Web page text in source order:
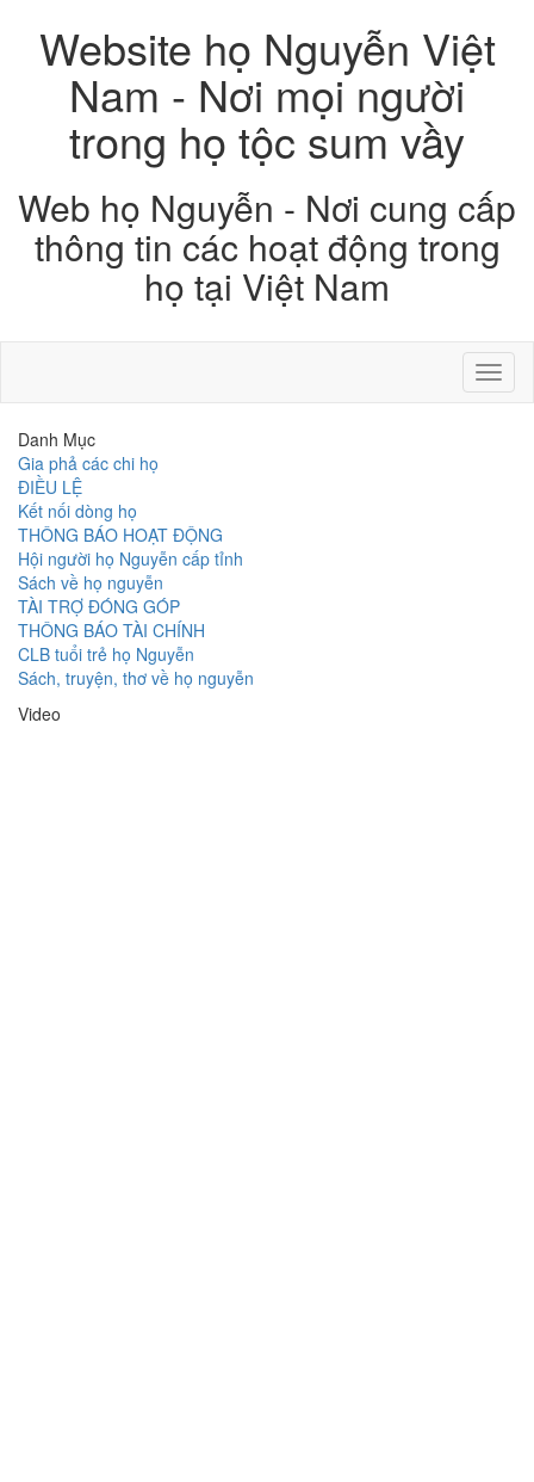
Website họ Nguyễn Việt
Nam - Nơi mọi người
trong họ tộc sum vầy
Web họ Nguyễn - Nơi cung cấp
thông tin các hoạt động trong
họ tại Việt Nam
Danh Mục
Gia phả các chi họ
ĐIỀU LỆ
Kết nối dòng họ
THÔNG BÁO HOẠT ĐỘNG
Hội người họ Nguyễn cấp tỉnh
Sách về họ nguyễn
TÀI TRỢ ĐÓNG GÓP
THÔNG BÁO TÀI CHÍNH
CLB tuổi trẻ họ Nguyễn
Sách, truyện, thơ về họ nguyễn
Video